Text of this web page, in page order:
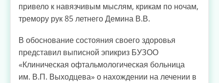
привело к навязчивым мыслям, крикам по ночам,
тремору рук 85 летнего Демина В.В.
В обоснование состояния своего здоровья
представил выписной эпикриз БУЗОО
«Клиническая офтальмологическая больница
им. В.П. Выходцева» о нахождении на лечении в